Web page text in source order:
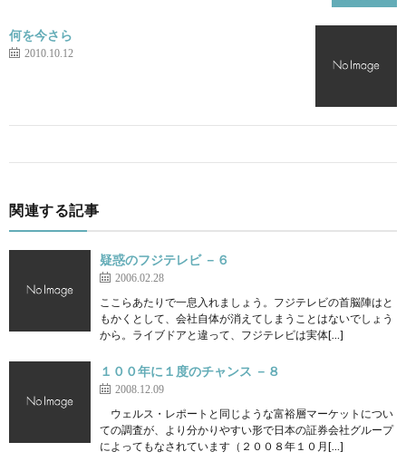
何を今さら
2010.10.12
関連する記事
疑惑のフジテレビ －６
2006.02.28
ここらあたりで一息入れましょう。フジテレビの首脳陣はと
もかくとして、会社自体が消えてしまうことはないでしょう
から。ライブドアと違って、フジテレビは実体[…]
１００年に１度のチャンス －８
2008.12.09
ウェルス・レポートと同じような富裕層マーケットについ
ての調査が、より分かりやすい形で日本の証券会社グループ
によってもなされています（２００８年１０月[…]